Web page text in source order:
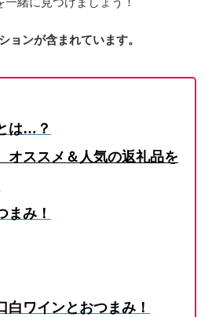
ョンが含まれています。
は…？
ススメ＆人気の返礼品を
まみ！
白ワインとおつまみ！